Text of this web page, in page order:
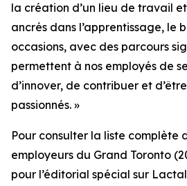
la création d’un lieu de travail
ancrés dans l’apprentissage, le
occasions, avec des parcours
permettent à nos employés de
d’innover, de contribuer et
passionnés. »
Pour consulter la liste complète
employeurs du Grand Toronto
pour l’éditorial spécial sur